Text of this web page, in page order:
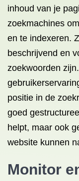
inhoud van je
zoekmachines
en te indexeren.
beschrijvend en
zoekwoorden
positie in de
goed
helpt, maar ook
website kunnen
Monitor